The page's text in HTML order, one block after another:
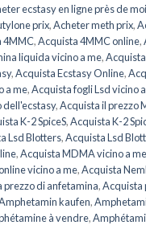
ecstasy en ligne près de moi
prix,Acheter meth prix,
4MMC,Acquista 4MMC online,
liquida vicino a me,
,Acquista Ecstasy Online,
a me,Acquista fogli Lsd vicino
dell'ecstasy,Acquista il prezzo
K-2 SpiceS,Acquista K-2
Lsd Blotters,Acquista Lsd
,Acquista MDMA vicino a me
vicino a me,Acquista
prezzo di anfetamina,Acquista
kaufen,
à vendre,